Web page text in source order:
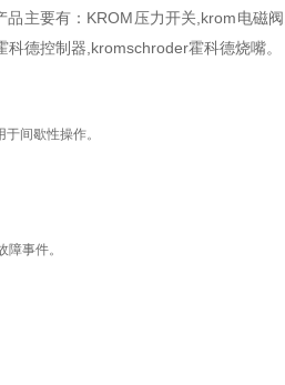
品主要有：KROM压力开关,krom电磁
德控制器,kromschroder霍科德烧嘴。
间歇性操作。
事件。